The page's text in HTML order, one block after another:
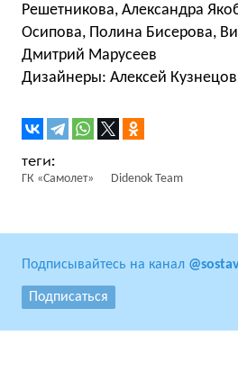
Решетникова, Александра
Осипова, Полина Бисерова,
Дмитрий Марусеев
Дизайнеры: Алексей
ГК «Самолет» Didenok Team
Подписывайтесь на канал
Подписаться